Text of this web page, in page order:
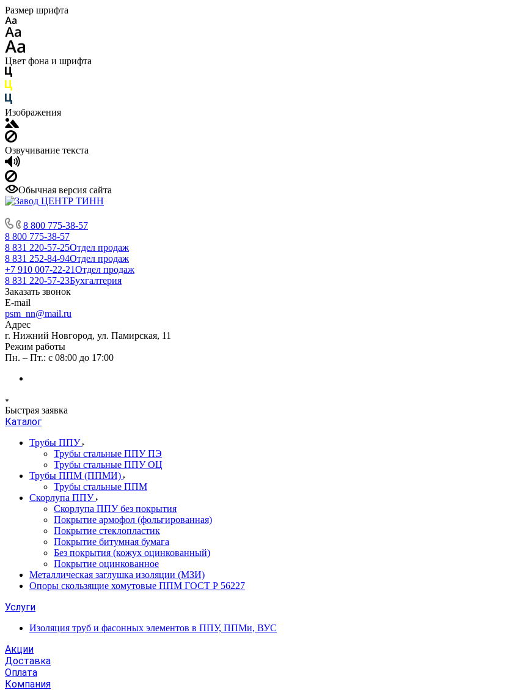
Размер шрифта
Цвет фона и шрифта
Изображения
Озвучивание текста
Обычная версия сайта
8 800 775-38-57
8 800 775-38-57
8 831 220-57-25Отдел продаж
8 831 252-84-94Отдел продаж
+7 910 007-22-21Отдел продаж
8 831 220-57-23Бухгалтерия
Заказать звонок
E-mail
psm_nn@mail.ru
Адрес
г. Нижний Новгород, ул. Памирская, 11
Режим работы
Пн. – Пт.: с 08:00 до 17:00
Быстрая заявка
Каталог
Трубы ППУ
Трубы стальные ППУ ПЭ
Трубы стальные ППУ ОЦ
Трубы ППМ (ППМИ)
Трубы стальные ППМ
Скорлупа ППУ
Скорлупа ППУ без покрытия
Покрытие армофол (фольгированная)
Покрытие стеклопластик
Покрытие битумная бумага
Без покрытия (кожух оцинкованный)
Покрытие оцинкованное
Металлическая заглушка изоляции (МЗИ)
Опоры скользящие хомутовые ППМ ГОСТ Р 56227
Услуги
Изоляция труб и фасонных элементов в ППУ, ППМи, ВУС
Акции
Доставка
Оплата
Компания